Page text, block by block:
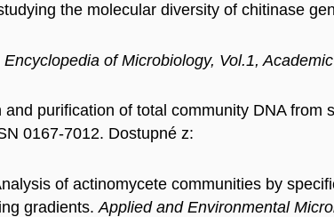
the molecular diversity of chitinase
Encyclopedia of Microbiology, Vol.1,
purification of total community DNA from
0167-7012. Dostupné z:
of actinomycete communities by
gradients. Applied and Environmental